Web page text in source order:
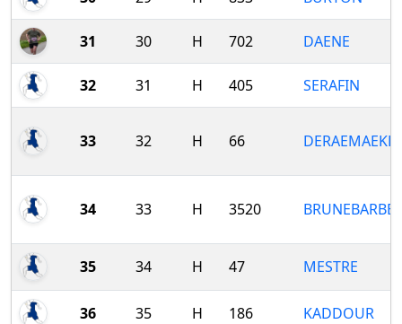
31 30 H 702 DAENE
32 31 H 405 SERAFIN
33 32 H 66
34 33 H 3520 BRUNEBARBE
35 34 H 47 MESTRE
36 35 H 186 KADDOUR